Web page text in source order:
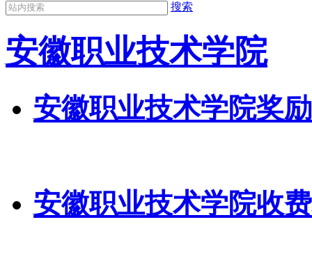
搜索
安徽职业技术学院
安徽职业技术学院奖
安徽职业技术学院收